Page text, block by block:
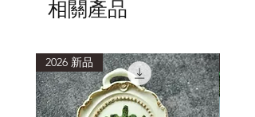
相關產品
2026 新品